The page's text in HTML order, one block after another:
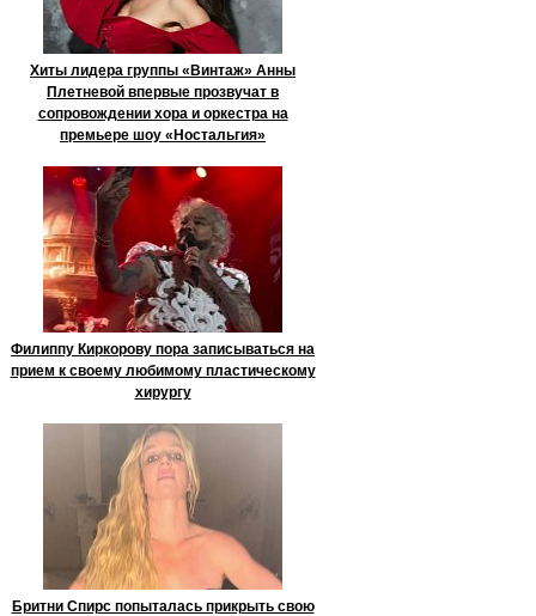
Хиты лидера группы «Винтаж» Анны
Плетневой впервые прозвучат в
сопровождении хора и оркестра на
премьере шоу «Ностальгия»
Филиппу Киркорову пора записываться на
прием к своему любимому пластическому
хирургу
Бритни Спирс попыталась прикрыть свою